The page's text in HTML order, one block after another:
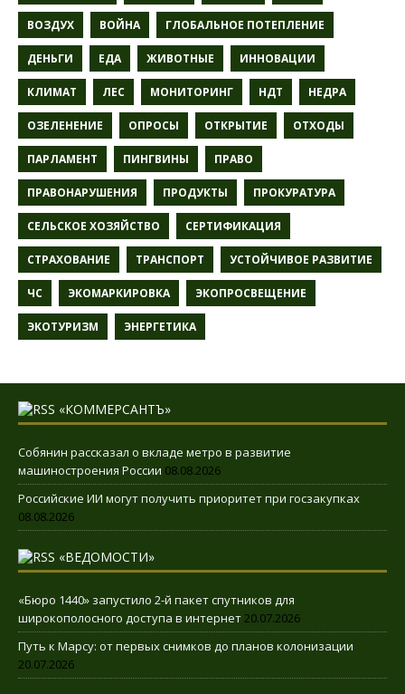
ВОЗДУХ ВОЙНА ГЛОБАЛЬНОЕ ПОТЕПЛЕНИЕ
ДЕНЬГИ ЕДА ЖИВОТНЫЕ ИННОВАЦИИ
КЛИМАТ ЛЕС МОНИТОРИНГ НДТ НЕДРА
ОЗЕЛЕНЕНИЕ ОПРОСЫ ОТКРЫТИЕ ОТХОДЫ
ПАРЛАМЕНТ ПИНГВИНЫ ПРАВО
ПРАВОНАРУШЕНИЯ ПРОДУКТЫ ПРОКУРАТУРА
СЕЛЬСКОЕ ХОЗЯЙСТВО СЕРТИФИКАЦИЯ
СТРАХОВАНИЕ ТРАНСПОРТ УСТОЙЧИВОЕ РАЗВИТИЕ
ЧС ЭКОМАРКИРОВКА ЭКОПРОСВЕЩЕНИЕ
ЭКОТУРИЗМ ЭНЕРГЕТИКА
«КОММЕРСАНТЪ»
Собянин рассказал о вкладе метро в развитие
машиностроения России 08.08.2026
Российские ИИ могут получить приоритет при госзакупках
08.08.2026
«ВЕДОМОСТИ»
«Бюро 1440» запустило 2-й пакет спутников для
широкополосного доступа в интернет 20.07.2026
Путь к Марсу: от первых снимков до планов колонизации
20.07.2026